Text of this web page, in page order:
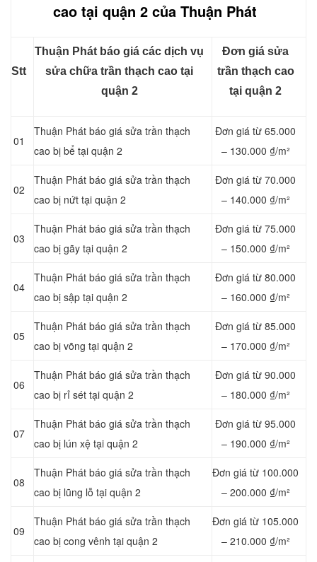
cao tại quận 2 của Thuận Phát
Stt
Thuận Phát báo giá các dịch vụ
sửa chữa trần thạch cao tại
quận 2
Đơn giá sửa
trần thạch cao
tại quận 2
01
Thuận Phát báo giá sửa trần thạch
cao bị bể tại quận 2
Đơn giá từ 65.000
– 130.000 ₫/m²
02
Thuận Phát báo giá sửa trần thạch
cao bị nứt tại quận 2
Đơn giá từ 70.000
– 140.000 ₫/m²
03
Thuận Phát báo giá sửa trần thạch
cao bị gãy tại quận 2
Đơn giá từ 75.000
– 150.000 ₫/m²
04
Thuận Phát báo giá sửa trần thạch
cao bị sập tại quận 2
Đơn giá từ 80.000
– 160.000 ₫/m²
05
Thuận Phát báo giá sửa trần thạch
cao bị võng tại quận 2
Đơn giá từ 85.000
– 170.000 ₫/m²
06
Thuận Phát báo giá sửa trần thạch
cao bị rỉ sét tại quận 2
Đơn giá từ 90.000
– 180.000 ₫/m²
07
Thuận Phát báo giá sửa trần thạch
cao bị lún xệ tại quận 2
Đơn giá từ 95.000
– 190.000 ₫/m²
08
Thuận Phát báo giá sửa trần thạch
cao bị lũng lỗ tại quận 2
Đơn giá từ 100.000
– 200.000 ₫/m²
09
Thuận Phát báo giá sửa trần thạch
cao bị cong vênh tại quận 2
Đơn giá từ 105.000
– 210.000 ₫/m²